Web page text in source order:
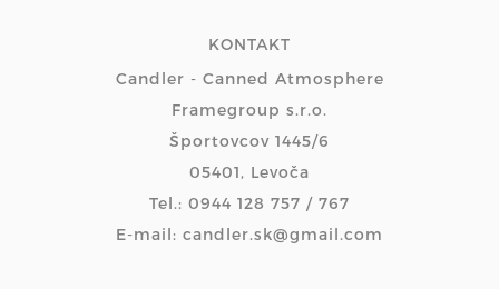
KONTAKT
Candler - Canned Atmosphere
Framegroup s.r.o.
Športovcov 1445/6
05401, Levoča
Tel.: 0944 128 757 / 767
E-mail: candler.sk@gmail.com